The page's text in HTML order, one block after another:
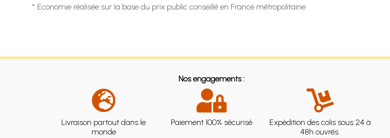
* Economie réalisée sur la base du prix public conseillé en France métropolitaine
Nos engagements :
Livraison partout dans le
monde
Paiement 100% sécurisé
Expédition des colis sous 24 à
48h ouvrés.